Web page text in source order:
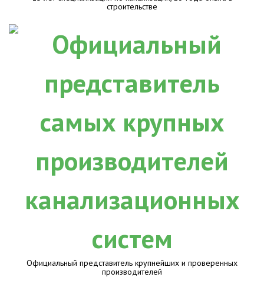
строительстве
Официальный представитель крупнейших и проверенных
производителей